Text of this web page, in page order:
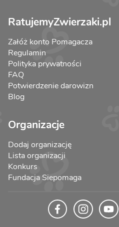
RatujemyZwierzaki.pl
Załóż konto Pomagacza
Regulamin
Polityka prywatności
FAQ
Potwierdzenie darowizn
Blog
Organizacje
Dodaj organizację
Lista organizacji
Konkurs
Fundacja Siepomaga